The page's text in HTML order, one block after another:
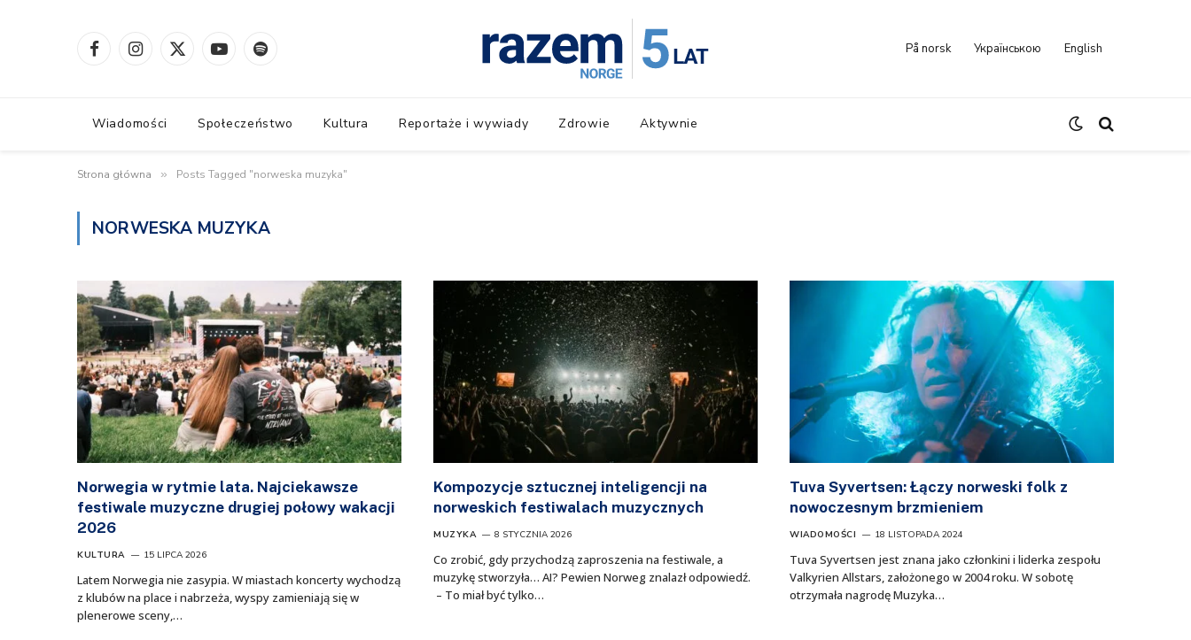
FacebookInstagram
X
YouTubeSpotify På norsk Українською English
Wiadomości Społeczeństwo Kultura Reportaże i wywiady Zdrowie Aktywnie
Strona główna » Posts Tagged "norweska muzyka"
NORWESKA MUZYKA
Norwegia w rytmie lata. Najciekawsze
festiwale muzyczne drugiej połowy wakacji
2026
KULTURA 15 LIPCA 2026
Latem Norwegia nie zasypia. W miastach koncerty wychodzą
z klubów na place i nabrzeża, wyspy zamieniają się w
plenerowe sceny,…
Kompozycje sztucznej inteligencji na
norweskich festiwalach muzycznych
MUZYKA 8 STYCZNIA 2026
Co zrobić, gdy przychodzą zaproszenia na festiwale, a
muzykę stworzyła… AI? Pewien Norweg znalazł odpowiedź.
– To miał być tylko…
Tuva Syvertsen: Łączy norweski folk z
nowoczesnym brzmieniem
WIADOMOŚCI 18 LISTOPADA 2024
Tuva Syvertsen jest znana jako członkini i liderka zespołu
Valkyrien Allstars, założonego w 2004 roku. W sobotę
otrzymała nagrodę Muzyka…